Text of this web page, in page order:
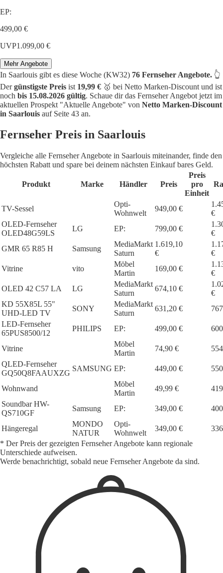
EP:
499,00 €
UVP1.099,00 €
Mehr Angebote
In Saarlouis gibt es diese Woche (KW32) 76 Fernseher Angebote. 👆
Dergünstigste Preis ist 19,99 € 🥇 bei Netto Marken-Discount und ist
noch bis 15.08.2026 gültig. Schaue dir das Fernseher Angebot jetzt im
aktuellen Prospekt "Aktuelle Angebote" von Netto Marken-Discount
in Saarlouis auf Seite 43 an.
Fernseher Preis in Saarlouis
Vergleiche alle Fernseher Angebote in Saarlouis miteinander, finde den
höchsten Rabatt und spare bei deinem nächsten Einkauf bares Geld.
Produkt Marke Händler Preis
Preis
pro
Einheit
TV-Sessel
Opti-
Wohnwelt
949,00 €
€
OLED-Fernseher
OLED48G59LS
LG EP: 799,00 €
€
GMR 65 R85 H
Samsung
MediaMarkt
Saturn
1.619,10
€
€
Vitrine
vito
Möbel
Martin
169,00 €
€
OLED 42 C57 LA
LG
MediaMarkt
Saturn
674,10 €
€
KD 55X85L 55"
UHD-LED TV
SONY
MediaMarkt
Saturn
631,20 €
LED-Fernseher
65PUS8500/12
PHILIPS EP: 499,00 €
Vitrine
Möbel
Martin
74,90 €
QLED-Fernseher
GQ50Q8FAAUXZG
SAMSUNG EP: 449,00 €
Wohnwand
Möbel
Martin
49,99 €
Soundbar HW-
QS710GF
Samsung EP: 349,00 €
Hängeregal
MONDO
NATUR
Opti-
Wohnwelt
349,00 €
* Der Preis der gezeigten Fernseher Angebote kann regionale
Unterschiede aufweisen.
Werde benachrichtigt, sobald neue Fernseher Angebote da sind.